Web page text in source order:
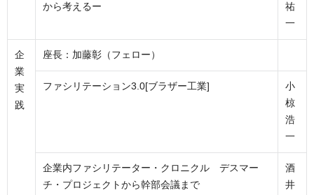
から考えるー
祐
一
企
業
実
践
座長：加藤彰（フェロー）
ファシリテーション3.0[ブラザー工業]
小
椋
浩
一
企業内ファシリテーター・クロニクル デスマー
チ・プロジェクトから幹部会議まで
酒
井